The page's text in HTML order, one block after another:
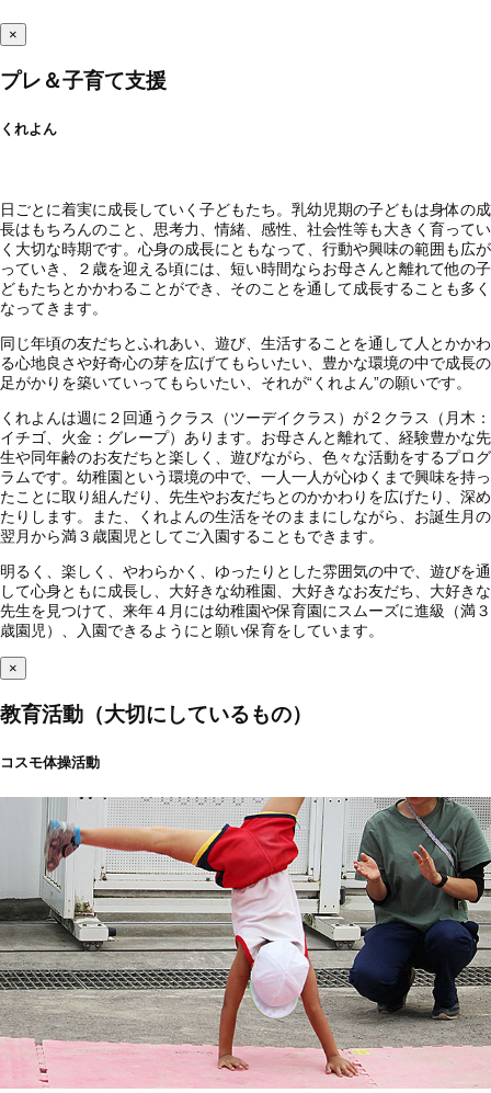
×
プレ＆子育て支援
くれよん
日ごとに着実に成長していく子どもたち。乳幼児期の子どもは身体の成
長はもちろんのこと、思考力、情緒、感性、社会性等も大きく育ってい
く大切な時期です。心身の成長にともなって、行動や興味の範囲も広が
っていき、２歳を迎える頃には、短い時間ならお母さんと離れて他の子
どもたちとかかわることができ、そのことを通して成長することも多く
なってきます。
同じ年頃の友だちとふれあい、遊び、生活することを通して人とかかわ
る心地良さや好奇心の芽を広げてもらいたい、豊かな環境の中で成長の
足がかりを築いていってもらいたい、それが“くれよん”の願いです。
くれよんは週に２回通うクラス（ツーデイクラス）が２クラス（月木：
イチゴ、火金：グレープ）あります。お母さんと離れて、経験豊かな先
生や同年齢のお友だちと楽しく、遊びながら、色々な活動をするプログ
ラムです。幼稚園という環境の中で、一人一人が心ゆくまで興味を持っ
たことに取り組んだり、先生やお友だちとのかかわりを広げたり、深め
たりします。また、くれよんの生活をそのままにしながら、お誕生月の
翌月から満３歳園児としてご入園することもできます。
明るく、楽しく、やわらかく、ゆったりとした雰囲気の中で、遊びを通
して心身ともに成長し、大好きな幼稚園、大好きなお友だち、大好きな
先生を見つけて、来年４月には幼稚園や保育園にスムーズに進級（満３
歳園児）、入園できるようにと願い保育をしています。
×
教育活動（大切にしているもの）
コスモ体操活動